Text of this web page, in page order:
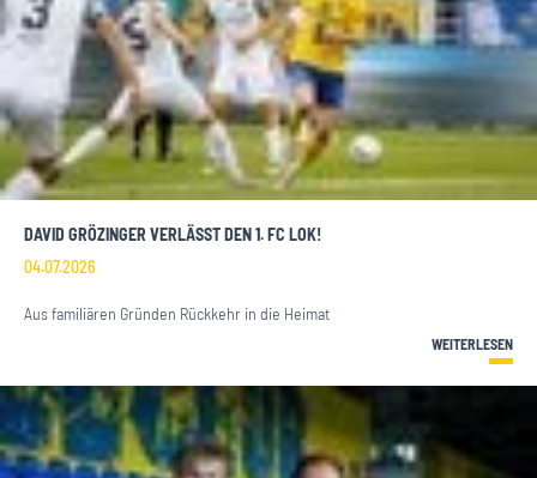
DAVID GRÖZINGER VERLÄSST DEN 1. FC LOK!
04.07.2026
Aus familiären Gründen Rückkehr in die Heimat
WEITERLESEN